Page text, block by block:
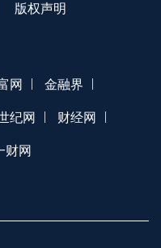
版权声明
网 | 金融界 |
纪网 | 财经网 |
财网